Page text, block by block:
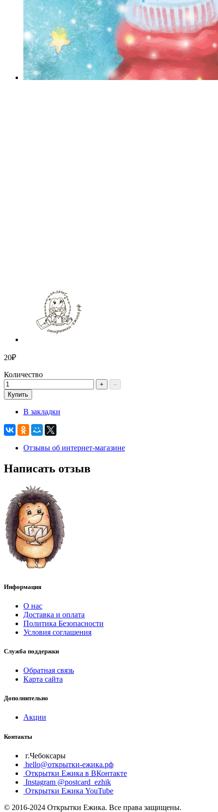
20₽
Количество
+
–
Купить
В закладки
Отзывы об интернет-магазине
Написать отзыв
Информация
О нас
Доставка и оплата
Политика Безопасности
Условия соглашения
Служба поддержки
Обратная связь
Карта сайта
Дополнительно
Акции
Контакты
г.Чебоксары
hello@открытки-ежика.рф
Открытки Ежика в ВКонтакте
Instagram @postcard_ezhik
Открытки Ежика YouTube
© 2016-2024 Открытки Ежика. Все права защищены.